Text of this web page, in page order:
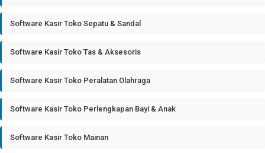
Software Kasir Toko Sepatu & Sandal
Software Kasir Toko Tas & Aksesoris
Software Kasir Toko Peralatan Olahraga
Software Kasir Toko Perlengkapan Bayi & Anak
Software Kasir Toko Mainan